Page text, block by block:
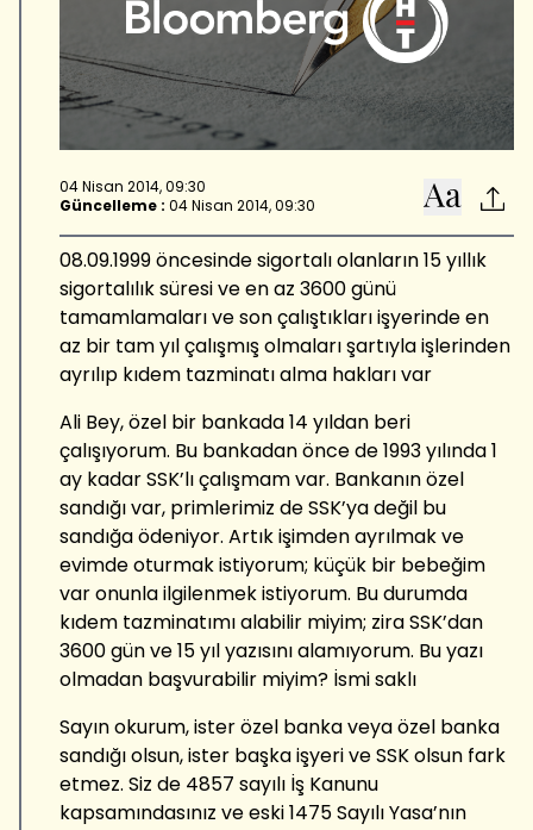
04 Nisan 2014, 09:30
Güncelleme : 04 Nisan 2014, 09:30
08.09.1999 öncesinde sigortalı olanların 15 yıllık
sigortalılık süresi ve en az 3600 günü
tamamlamaları ve son çalıştıkları işyerinde en
az bir tam yıl çalışmış olmaları şartıyla işlerinden
ayrılıp kıdem tazminatı alma hakları var
Ali Bey, özel bir bankada 14 yıldan beri
çalışıyorum. Bu bankadan önce de 1993 yılında 1
ay kadar SSK’lı çalışmam var. Bankanın özel
sandığı var, primlerimiz de SSK’ya değil bu
sandığa ödeniyor. Artık işimden ayrılmak ve
evimde oturmak istiyorum; küçük bir bebeğim
var onunla ilgilenmek istiyorum. Bu durumda
kıdem tazminatımı alabilir miyim; zira SSK’dan
3600 gün ve 15 yıl yazısını alamıyorum. Bu yazı
olmadan başvurabilir miyim? İsmi saklı
Sayın okurum, ister özel banka veya özel banka
sandığı olsun, ister başka işyeri ve SSK olsun fark
etmez. Siz de 4857 sayılı İş Kanunu
kapsamındasınız ve eski 1475 Sayılı Yasa’nın